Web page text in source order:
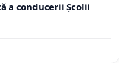
a conducerii Școlii